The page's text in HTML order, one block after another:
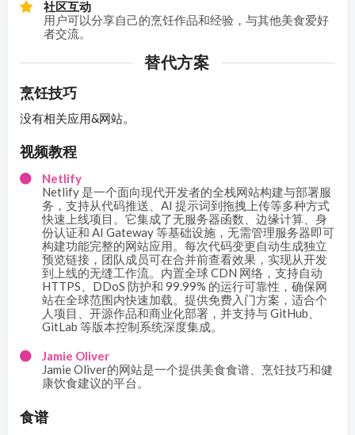
社区互动
用户可以分享自己的烹饪作品和经验，与其他美食爱好
者交流。
替代方案
烹饪技巧
没有相关应用&网站。
视频教程
Netlify
Netlify 是一个面向现代开发者的全栈网站构建与部署服
务，支持从代码推送、AI 提示词到拖拽上传等多种方式
快速上线项目。它集成了无服务器函数、边缘计算、身
份认证和 AI Gateway 等基础设施，无需管理服务器即可
构建功能完整的网站应用。每次代码变更自动生成独立
预览链接，团队成员可在合并前查看效果，实现从开发
到上线的无缝工作流。内置全球 CDN 网络，支持自动
HTTPS、DDoS 防护和 99.99% 的运行可靠性，确保网
站在全球范围内快速加载。提供免费入门方案，适合个
人项目、开源作品和商业化部署，并支持与 GitHub、
GitLab 等版本控制系统深度集成。
Jamie Oliver
Jamie Oliver的网站是一个提供美食食谱、烹饪技巧和健
康饮食建议的平台。
食谱